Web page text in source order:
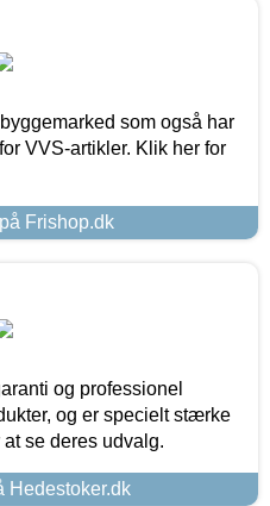
som også har
VVS-artikler. Klik her for
Frishop.dk
og professionel
og er specielt stærke
se deres udvalg.
Hedestoker.dk